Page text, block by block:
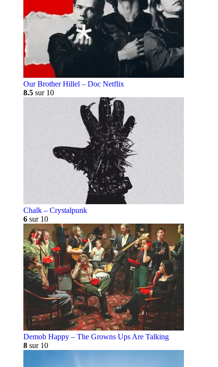
Our Brother Hillel – Doc Netflix
8.5 sur 10
Chalk – Crystalpunk
6 sur 10
Demob Happy – The Growns Ups Are Talking
8 sur 10